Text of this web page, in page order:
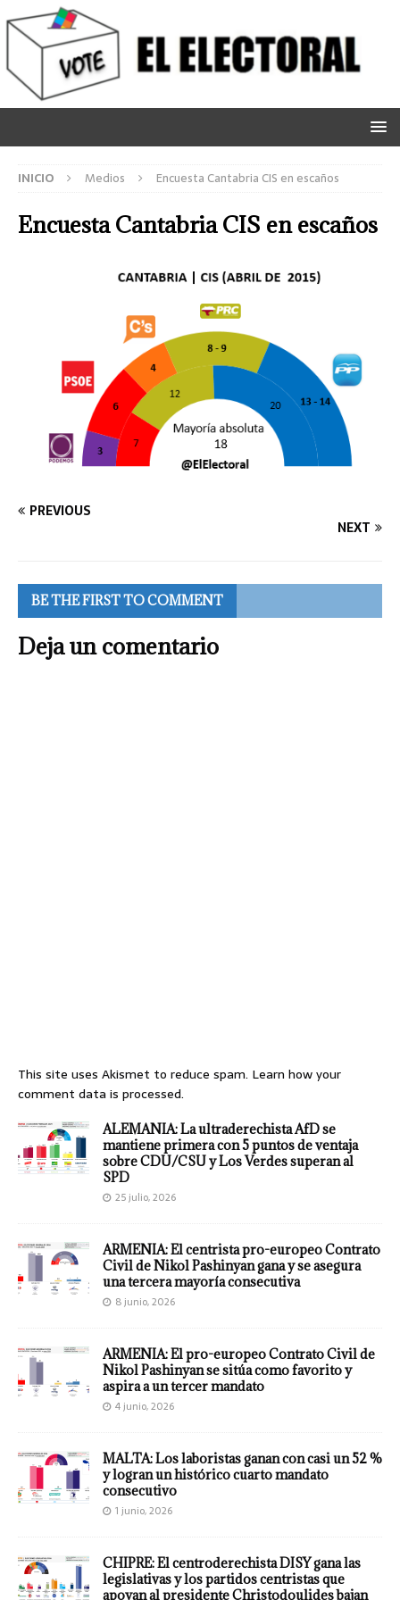
INICIO Medios Encuesta Cantabria CIS en escaños
Encuesta Cantabria CIS en escaños
PREVIOUS
NEXT
BE THE FIRST TO COMMENT
Deja un comentario
This site uses Akismet to reduce spam. Learn how your
comment data is processed.
ALEMANIA: La ultraderechista AfD se
mantiene primera con 5 puntos de ventaja
sobre CDU/CSU y Los Verdes superan al
SPD
25 julio, 2026
ARMENIA: El centrista pro-europeo Contrato
Civil de Nikol Pashinyan gana y se asegura
una tercera mayoría consecutiva
8 junio, 2026
ARMENIA: El pro-europeo Contrato Civil de
Nikol Pashinyan se sitúa como favorito y
aspira a un tercer mandato
4 junio, 2026
MALTA: Los laboristas ganan con casi un 52 %
y logran un histórico cuarto mandato
consecutivo
1 junio, 2026
CHIPRE: El centroderechista DISY gana las
legislativas y los partidos centristas que
apoyan al presidente Christodoulides bajan